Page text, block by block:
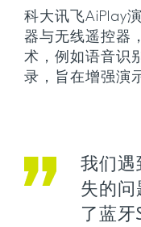
科大讯飞AiPlay
器与无线遥控器
术，例如语音识
录，旨在增强演
我们遇
失的
了蓝